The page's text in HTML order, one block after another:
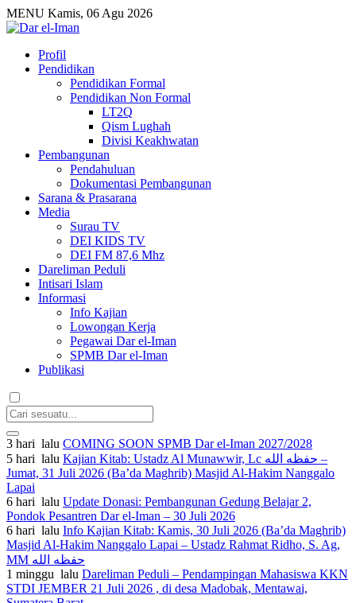
MENU Kamis, 06 Agu 2026
Profil
Pendidikan
Pendidikan Formal
Pendidikan Non Formal
LT2Q
Qism Lughah
Divisi Keakhwatan
Pembangunan
Pendahuluan
Dokumentasi Pembangunan
Sarana & Prasarana
Media
Surau TV
DEI KIDS TV
DEI FM 87,6 Mhz
Dareliman Peduli
Intisari Islam
Informasi
Info Kajian
Lowongan Kerja
Pegawai Dar el-Iman
SPMB Dar el-Iman
Publikasi
3 hari lalu COMING SOON SPMB Dar el-Iman 2027/2028
5 hari lalu Kajian Kitab: Ustadz Al Munawwir, Lc حفظه الله –
Jumat, 31 Juli 2026 (Ba’da Maghrib) Masjid Al-Hakim Nanggalo
Lapai
6 hari lalu Update Donasi: Pembangunan Gedung Belajar 2,
Pondok Pesantren Dar el-Iman – 30 Juli 2026
6 hari lalu Info Kajian Kitab: Kamis, 30 Juli 2026 (Ba’da Maghrib)
Masjid Al-Hakim Nanggalo Lapai – Ustadz Rahmat Ridho, S. Ag,
MM حفظه الله
1 minggu lalu Dareliman Peduli – Pendampingan Mahasiswa KKN
STDI JEMBER 21 Juli 2026 , di desa Madobak, Mentawai,